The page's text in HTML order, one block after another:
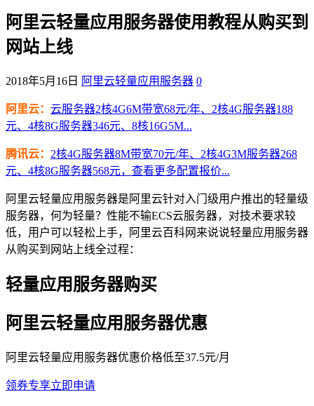
阿里云轻量应用服务器使用教程从购买到
网站上线
2018年5月16日 阿里云轻量应用服务器 0
阿里云： 云服务器2核4G6M带宽68元/年、2核4G服务器188
元、4核8G服务器346元、8核16G5M...
腾讯云： 2核4G服务器8M带宽70元/年、2核4G3M服务器268
元、4核8G服务器568元，查看更多配置报价...
阿里云轻量应用服务器是阿里云针对入门级用户推出的轻量级
服务器，何为轻量？性能不输ECS云服务器，对技术要求较
低，用户可以轻松上手，阿里云百科网来说说轻量应用服务器
从购买到网站上线全过程：
轻量应用服务器购买
阿里云轻量应用服务器优惠
阿里云轻量应用服务器优惠价格低至37.5元/月
领券专享立即申请